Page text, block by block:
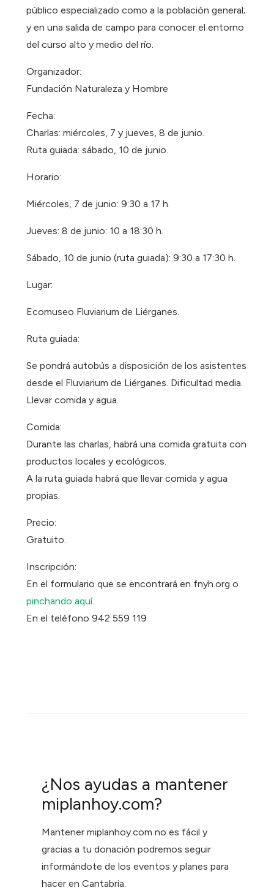
público especializado como a la población general;
y en una salida de campo para conocer el entorno
del curso alto y medio del río.
Organizador:
Fundación Naturaleza y Hombre
Fecha:
Charlas: miércoles, 7 y jueves, 8 de junio.
Ruta guiada: sábado, 10 de junio.
Horario:
Miércoles, 7 de junio: 9:30 a 17 h.
Jueves: 8 de junio: 10 a 18:30 h.
Sábado, 10 de junio (ruta guiada): 9:30 a 17:30 h.
Lugar:
Ecomuseo Fluviarium de Liérganes.
Ruta guiada:
Se pondrá autobús a disposición de los asistentes
desde el Fluviarium de Liérganes. Dificultad media.
Llevar comida y agua.
Comida:
Durante las charlas, habrá una comida gratuita con
productos locales y ecológicos.
A la ruta guiada habrá que llevar comida y agua
propias.
Precio:
Gratuito.
Inscripción:
En el formulario que se encontrará en fnyh.org o
pinchando aquí.
En el teléfono 942 559 119
¿Nos ayudas a mantener
miplanhoy.com?
Mantener miplanhoy.com no es fácil y
gracias a tu donación podremos seguir
informándote de los eventos y planes para
hacer en Cantabria.